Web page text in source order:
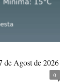
de Agost de 2026
0